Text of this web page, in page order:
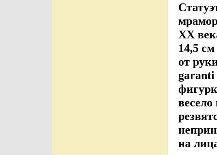
ХХ
14,5
от
garanti
на